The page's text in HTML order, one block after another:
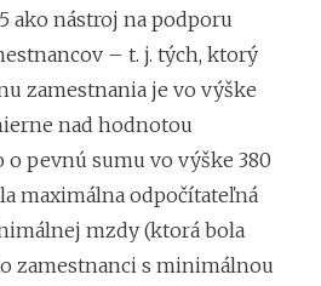
ako nástroj na podporu
– t. j. tých, ktorý
zamestnania je vo výške
nad hodnotou
pevnú sumu vo výške 380
maximálna odpočítateľná
mzdy (ktorá bola
zamestnanci s minimálnou